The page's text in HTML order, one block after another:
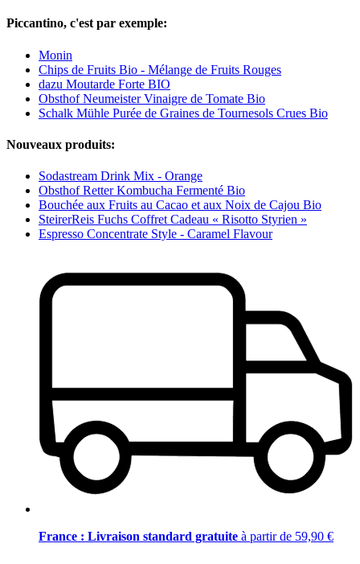
Piccantino, c'est par exemple:
Monin
Chips de Fruits Bio - Mélange de Fruits Rouges
dazu Moutarde Forte BIO
Obsthof Neumeister Vinaigre de Tomate Bio
Schalk Mühle Purée de Graines de Tournesols Crues Bio
Nouveaux produits:
Sodastream Drink Mix - Orange
Obsthof Retter Kombucha Fermenté Bio
Bouchée aux Fruits au Cacao et aux Noix de Cajou Bio
SteirerReis Fuchs Coffret Cadeau « Risotto Styrien »
Espresso Concentrate Style - Caramel Flavour
France : Livraison standard gratuite à partir de 59,90 €